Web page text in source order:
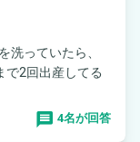
洗っていたら、
4名が回答